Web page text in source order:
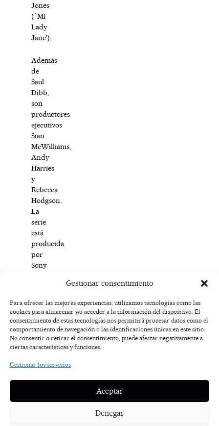
Gestionar consentimiento
Para ofrecer las mejores experiencias, utilizamos tecnologías como las
cookies para almacenar y/o acceder a la información del dispositivo. El
consentimiento de estas tecnologías nos permitirá procesar datos como el
comportamiento de navegación o las identificaciones únicas en este sitio.
No consentir o retirar el consentimiento, puede afectar negativamente a
ciertas características y funciones.
Gestionar los servicios
Aceptar
Denegar
Jones
(`Mi
Lady
Jane’).
Además
de
Saul
Dibb,
son
productores
ejecutivos
Sian
McWilliams,
Andy
Harries
y
Rebecca
Hodgson.
La
serie
está
producida
por
Sony
F
a
c
e
-
f
I
n
s
t
m
X
-
t
w
r
Y
o
u
t
T
i
k
t
AVISO
POLÍTICA DE